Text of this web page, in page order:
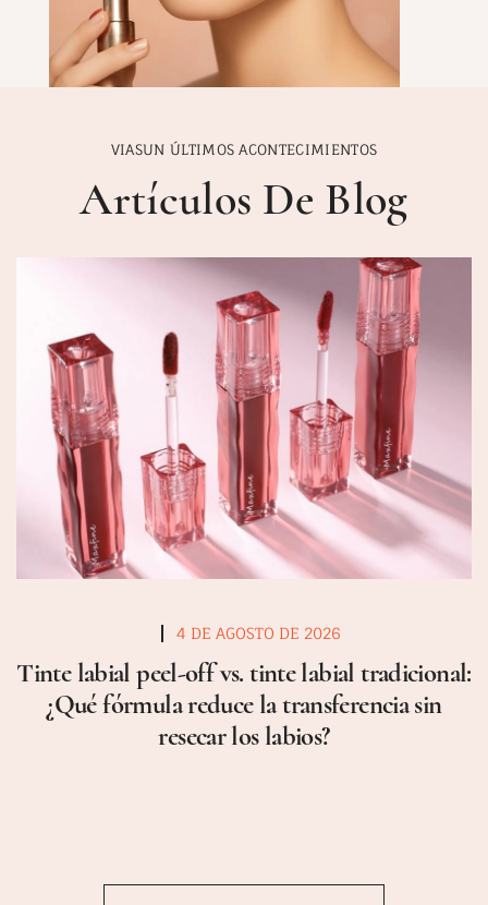
VIASUN ÚLTIMOS ACONTECIMIENTOS
Artículos De Blog
4 DE AGOSTO DE 2026
Tinte labial peel-off vs. tinte labial tradicional:
¿Qué fórmula reduce la transferencia sin
resecar los labios?